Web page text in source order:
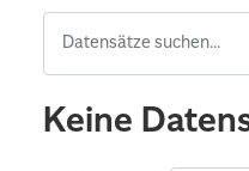
Keine